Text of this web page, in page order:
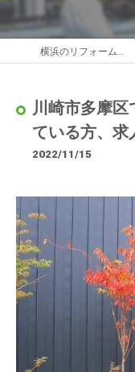
横浜のリフォーム営業は株式会社LUCKROOM
川崎市多摩区
ている方、求
2022/11/15